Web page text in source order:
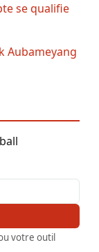
se qualifie
Aubameyang
votre outil